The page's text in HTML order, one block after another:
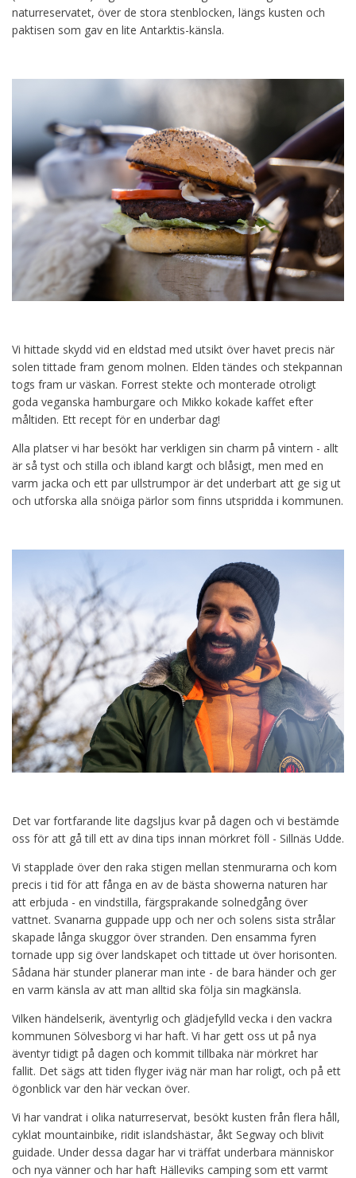
naturreservatet, över de stora stenblocken, längs kusten och
paktisen som gav en lite Antarktis-känsla.
Vi hittade skydd vid en eldstad med utsikt över havet precis när
solen tittade fram genom molnen. Elden tändes och stekpannan
togs fram ur väskan. Forrest stekte och monterade otroligt
goda veganska hamburgare och Mikko kokade kaffet efter
måltiden. Ett recept för en underbar dag!
Alla platser vi har besökt har verkligen sin charm på vintern - allt
är så tyst och stilla och ibland kargt och blåsigt, men med en
varm jacka och ett par ullstrumpor är det underbart att ge sig ut
och utforska alla snöiga pärlor som finns utspridda i kommunen.
Det var fortfarande lite dagsljus kvar på dagen och vi bestämde
oss för att gå till ett av dina tips innan mörkret föll - Sillnäs Udde.
Vi stapplade över den raka stigen mellan stenmurarna och kom
precis i tid för att fånga en av de bästa showerna naturen har
att erbjuda - en vindstilla, färgsprakande solnedgång över
vattnet. Svanarna guppade upp och ner och solens sista strålar
skapade långa skuggor över stranden. Den ensamma fyren
tornade upp sig över landskapet och tittade ut över horisonten.
Sådana här stunder planerar man inte - de bara händer och ger
en varm känsla av att man alltid ska följa sin magkänsla.
Vilken händelserik, äventyrlig och glädjefylld vecka i den vackra
kommunen Sölvesborg vi har haft. Vi har gett oss ut på nya
äventyr tidigt på dagen och kommit tillbaka när mörkret har
fallit. Det sägs att tiden flyger iväg när man har roligt, och på ett
ögonblick var den här veckan över.
Vi har vandrat i olika naturreservat, besökt kusten från flera håll,
cyklat mountainbike, ridit islandshästar, åkt Segway och blivit
guidade. Under dessa dagar har vi träffat underbara människor
och nya vänner och har haft Hälleviks camping som ett varmt